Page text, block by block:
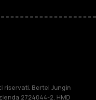
riservati. Bertel Jungin
2724044-2. HMD